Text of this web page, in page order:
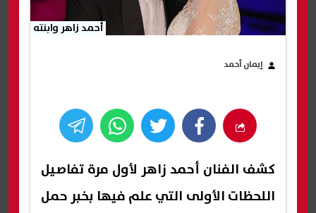
أحمد زاهر وابنته
إيمان أحمد
كشف الفنان أحمد زاهر لأول مرة تفاصيل
اللحظات الأولى التي علم فيها بخبر حمل